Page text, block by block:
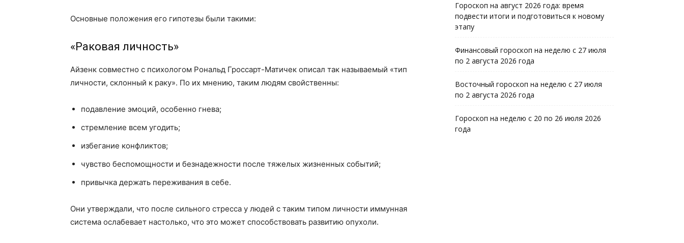
Основные положения его гипотезы были такими:
«Раковая личность»
Айзенк совместно с психологом Рональд Гроссарт-Матичек описал так называемый «тип
личности, склонный к раку». По их мнению, таким людям свойственны:
подавление эмоций, особенно гнева;
стремление всем угодить;
избегание конфликтов;
чувство беспомощности и безнадежности после тяжелых жизненных событий;
привычка держать переживания в себе.
Они утверждали, что после сильного стресса у людей с таким типом личности иммунная
система ослабевает настолько, что это может способствовать развитию опухоли.
Гороскоп на август 2026 года: время
подвести итоги и подготовиться к новому
этапу
Финансовый гороскоп на неделю с 27 июля
по 2 августа 2026 года
Восточный гороскоп на неделю с 27 июля
по 2 августа 2026 года
Гороскоп на неделю с 20 по 26 июля 2026
года